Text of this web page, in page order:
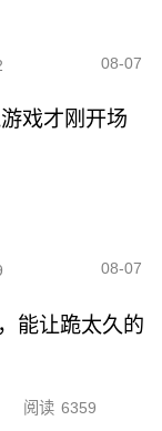
08-07
戏才刚开场
08-07
能让跪太久的
阅读 6359